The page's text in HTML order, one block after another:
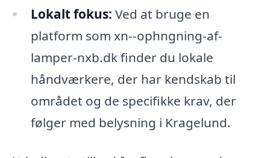
Lokalt fokus: Ved at bruge en
platform som xn--ophngning-af-
lamper-nxb.dk finder du lokale
håndværkere, der har kendskab til
området og de specifikke krav, der
følger med belysning i Kragelund.